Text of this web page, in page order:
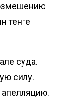
тенге
суда.
силу.
апелляцию.